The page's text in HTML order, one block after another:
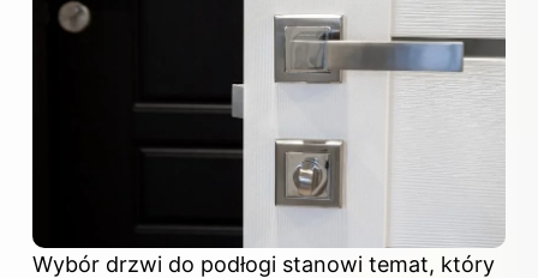
Wybór drzwi do podłogi stanowi temat, który